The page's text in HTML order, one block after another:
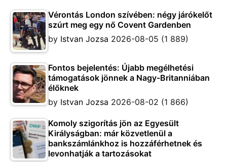
Vérontás London szívében: négy járókelőt
szúrt meg egy nő Covent Gardenben
by Istvan Jozsa 2026-08-05 (1 889)
Fontos bejelentés: Újabb megélhetési
támogatások jönnek a Nagy-Britanniában
élőknek
by Istvan Jozsa 2026-08-02 (1 866)
Komoly szigorítás jön az Egyesült
Királyságban: már közvetlenül a
bankszámlánkhoz is hozzáférhetnek és
levonhatják a tartozásokat